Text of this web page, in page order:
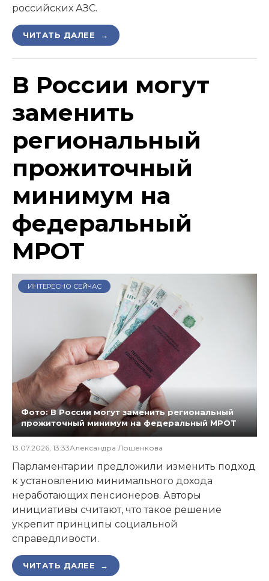
российских АЗС.
ЧИТАТЬ ДАЛЕЕ →
В России могут
заменить
региональный
прожиточный
минимум на
федеральный
МРОТ
ИНТЕРЕСНО СЕЙЧАС
Фото: В России могут заменить региональный
прожиточный минимум на федеральный МРОТ
13.07.2026, 13:33Александра Лошенкова
Парламентарии предложили изменить подход
к установлению минимального дохода
неработающих пенсионеров. Авторы
инициативы считают, что такое решение
укрепит принципы социальной
справедливости.
ЧИТАТЬ ДАЛЕЕ →